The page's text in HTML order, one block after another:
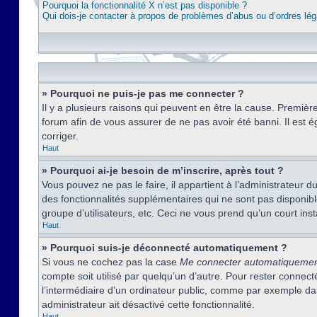
Pourquoi la fonctionnalité X n’est pas disponible ?
Qui dois-je contacter à propos de problèmes d’abus ou d’ordres
» Pourquoi ne puis-je pas me connecter ?
Il y a plusieurs raisons qui peuvent en être la cause.
forum afin de vous assurer de ne pas avoir été banni. Il est
corriger.
Haut
» Pourquoi ai-je besoin de m’inscrire, après tout ?
Vous pouvez ne pas le faire, il appartient à l’administrateur
des fonctionnalités supplémentaires qui ne sont pas
groupe d’utilisateurs, etc. Ceci ne vous prend qu’un court
Haut
» Pourquoi suis-je déconnecté automatiquement ?
Si vous ne cochez pas la case Me connecter
compte soit utilisé par quelqu’un d’autre. Pour rester
l’intermédiaire d’un ordinateur public, comme par exemple
administrateur ait désactivé cette fonctionnalité.